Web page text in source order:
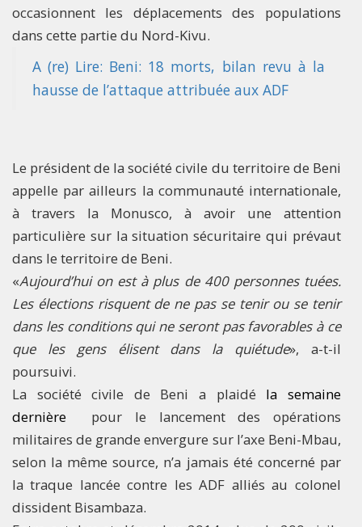
occasionnent les déplacements des populations
dans cette partie du Nord-Kivu.
A (re) Lire: Beni: 18 morts, bilan revu à la
hausse de l’attaque attribuée aux ADF
Le président de la société civile du territoire de Beni
appelle par ailleurs la communauté internationale,
à travers la Monusco, à avoir une attention
particulière sur la situation sécuritaire qui prévaut
dans le territoire de Beni.
«Aujourd’hui on est à plus de 400 personnes tuées.
Les élections risquent de ne pas se tenir ou se tenir
dans les conditions qui ne seront pas favorables à ce
que les gens élisent dans la quiétude», a-t-il
poursuivi.
La société civile de Beni a plaidé la semaine
dernière
pour le lancement des opérations
militaires de grande envergure sur l’axe Beni-Mbau,
selon la même source, n’a jamais été concerné par
la traque lancée contre les ADF alliés au colonel
dissident Bisambaza.